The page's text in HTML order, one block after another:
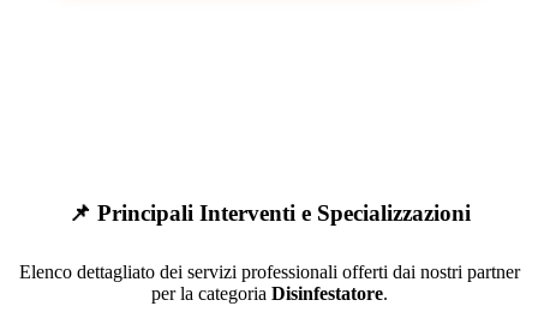
📌 Principali Interventi e Specializzazioni
Elenco dettagliato dei servizi professionali offerti dai nostri partner
per la categoria Disinfestatore.